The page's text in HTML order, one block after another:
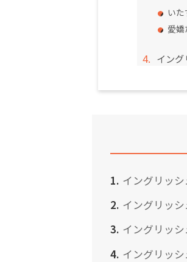
い
愛
イン
イングリッ
イングリッ
イングリッ
イングリッ